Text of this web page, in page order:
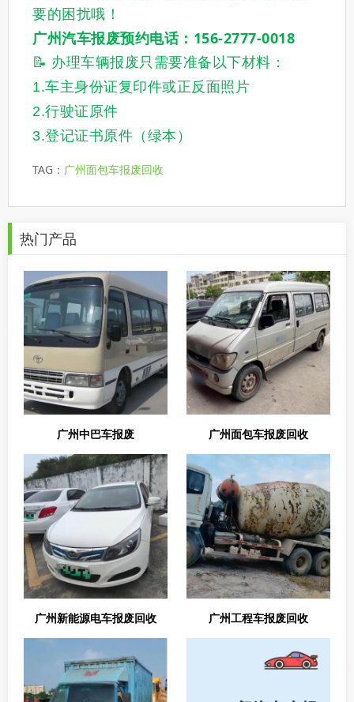
要的困扰哦！
广州汽车报废预约电话：156-2777-0018
📝 办理车辆报废只需要准备以下材料：
1.车主身份证复印件或正反面照片
2.行驶证原件
3.登记证书原件（绿本）
TAG： 广州面包车报废回收
热门产品
广州中巴车报废 广州面包车报废回收
广州新能源电车报废回收 广州工程车报废回收